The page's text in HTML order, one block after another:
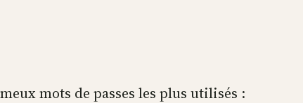
mots de passes les plus utilisés :